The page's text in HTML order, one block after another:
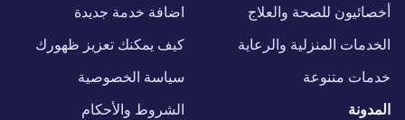
أخصائيون للصحة والعلاج
الخدمات المنزلية والرعاية
خدمات متنوعة
المدونة
اضافة خدمة جديدة
كيف يمكنك تعزيز ظهورك
سياسة الخصوصية
الشروط والأحكام